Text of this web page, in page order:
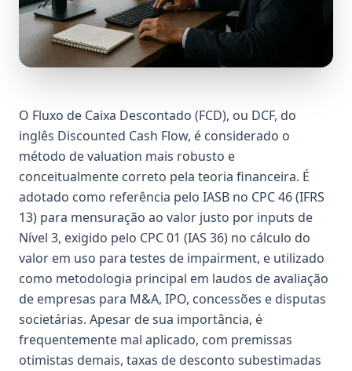
O Fluxo de Caixa Descontado (FCD), ou DCF, do
inglês Discounted Cash Flow, é considerado o
método de valuation mais robusto e
conceitualmente correto pela teoria financeira. É
adotado como referência pelo IASB no CPC 46 (IFRS
13) para mensuração ao valor justo por inputs de
Nível 3, exigido pelo CPC 01 (IAS 36) no cálculo do
valor em uso para testes de impairment, e utilizado
como metodologia principal em laudos de avaliação
de empresas para M&A, IPO, concessões e disputas
societárias. Apesar de sua importância, é
frequentemente mal aplicado, com premissas
otimistas demais, taxas de desconto subestimadas